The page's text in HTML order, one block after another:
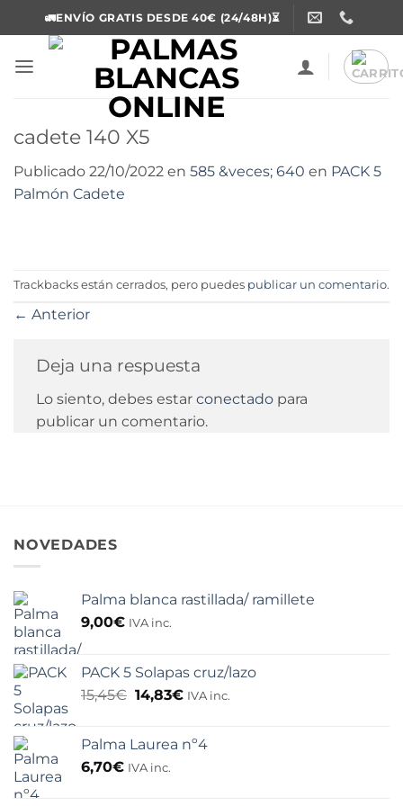
al
contenido
🚛ENVÍO GRATIS DESDE 40€ (24/48H)⏳
cadete 140 X5
Publicado 22/10/2022 en 585 &veces; 640 en PACK 5
Palmón Cadete
Trackbacks están cerrados, pero puedes publicar un comentario.
← Anterior
Deja una respuesta
Lo siento, debes estar conectado para
publicar un comentario.
NOVEDADES
Palma blanca rastillada/ ramillete
9,00€ IVA inc.
PACK 5 Solapas cruz/lazo
15,45€ El
era:
15,45€.
14,83€El
es:
IVA inc.
Palma Laurea nº4
6,70€ IVA inc.